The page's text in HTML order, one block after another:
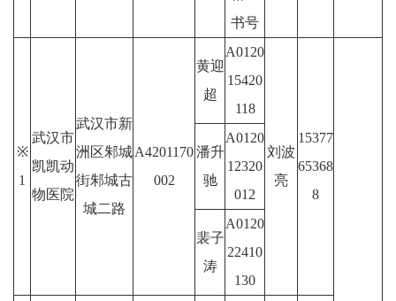
书号
※
1
武汉市
凯凯动
物医院
武汉市新
洲区邾城
街邾城古
城二路
A4201170
002
黄迎
超
A0120
15420
118
刘波
亮
15377
65368
8
潘升
驰
A0120
12320
012
裴子
涛
A0120
22410
130